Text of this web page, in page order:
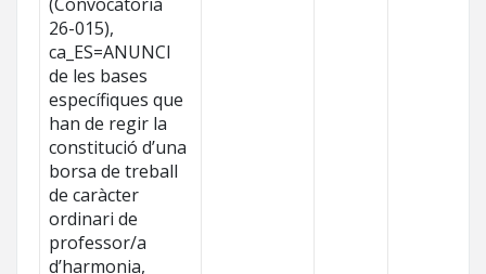
26-015),
ca_ES=ANUNCI
de les bases
específiques que
han de regir la
constitució d’una
borsa de treball
de caràcter
ordinari de
professor/a
d’harmonia,